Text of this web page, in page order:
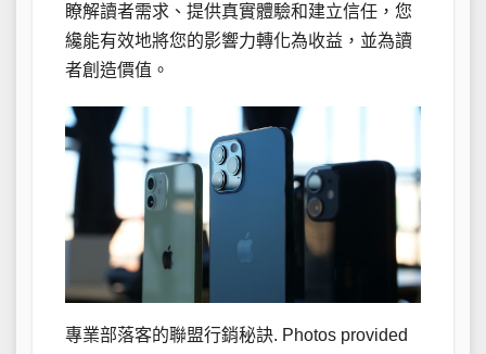
瞭解讀者需求、提供真實體驗和建立信任，您
纔能有效地將您的影響力轉化為收益，並為讀
者創造價值。
專業部落客的聯盟行銷秘訣. Photos provided